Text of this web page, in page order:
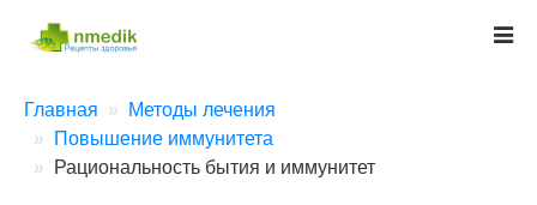
Главная
Методы лечения
Повышение иммунитета
Рациональность бытия и иммунитет